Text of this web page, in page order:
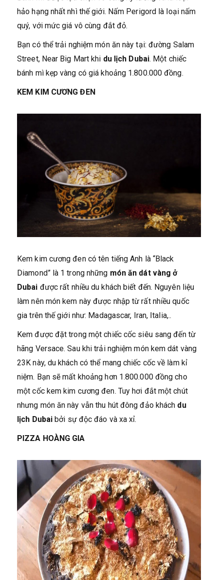
hảo hạng nhất nhì thế giới. Nấm Perigord là loại nấm
quý, với mức giá vô cùng đắt đỏ.
Bạn có thể trải nghiệm món ăn này tại: đường Salam
Street, Near Big Mart khi du lịch Dubai. Một chiếc
bánh mì kẹp vàng có giá khoảng 1.800.000 đồng.
KEM KIM CƯƠNG ĐEN
Kem kim cương đen có tên tiếng Anh là “Black
Diamond” là 1 trong những món ăn dát vàng ở
Dubai được rất nhiều du khách biết đến. Nguyên liệu
làm nên món kem này được nhập từ rất nhiều quốc
gia trên thế giới như: Madagascar, Iran, Italia,..
Kem được đặt trong một chiếc cốc siêu sang đến từ
hãng Versace. Sau khi trải nghiệm món kem dát vàng
23K này, du khách có thể mang chiếc cốc về làm kỉ
niệm. Bạn sẽ mất khoảng hơn 1.800.000 đồng cho
một cốc kem kim cương đen. Tuy hơi đắt một chút
nhưng món ăn này vẫn thu hút đông đảo khách du
lịch Dubai bởi sự độc đáo và xa xỉ.
PIZZA HOÀNG GIA